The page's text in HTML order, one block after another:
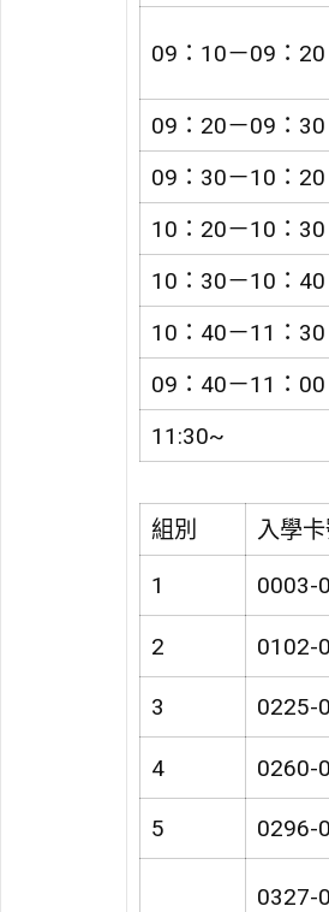
09：10－09：20
09：20－09：30
09：30－10：20
10：20－10：30
10：30－10：40
10：40－11：30
09：40－11：00
11:30~
組別 入學
1
0003-
2 0102-
3 0225-
4 0260-
5 0296-
0327-